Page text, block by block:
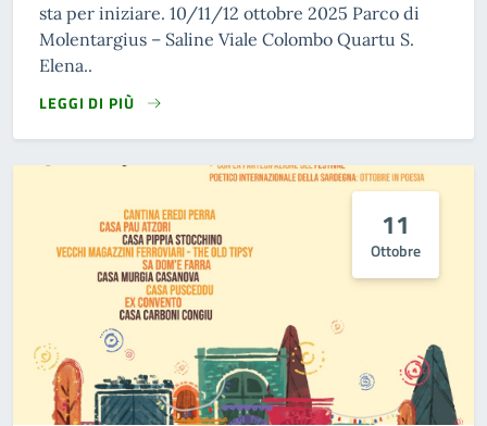
sta per iniziare. 10/11/12 ottobre 2025 Parco di
Molentargius – Saline Viale Colombo Quartu S.
Elena..
LEGGI DI PIÙ
11
Ottobre